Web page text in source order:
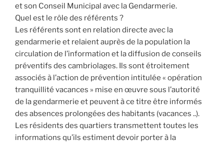
et son Conseil Municipal avec la Gendarmerie.
Quel est le rôle des référents ?
Les référents sont en relation directe avec la
gendarmerie et relaient auprès de la population la
circulation de l’information et la diffusion de conseils
préventifs des cambriolages. Ils sont étroitement
associés à l’action de prévention intitulée « opération
tranquillité vacances » mise en œuvre sous l’autorité
de la gendarmerie et peuvent à ce titre être informés
des absences prolongées des habitants (vacances ..).
Les résidents des quartiers transmettent toutes les
informations qu’ils estiment devoir porter à la